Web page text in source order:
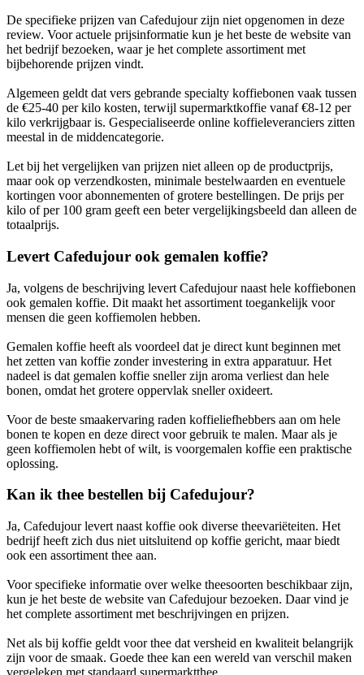
De specifieke prijzen van Cafedujour zijn niet opgenomen in deze
review. Voor actuele prijsinformatie kun je het beste de website van
het bedrijf bezoeken, waar je het complete assortiment met
bijbehorende prijzen vindt.
Algemeen geldt dat vers gebrande specialty koffiebonen vaak tussen
de €25-40 per kilo kosten, terwijl supermarktkoffie vanaf €8-12 per
kilo verkrijgbaar is. Gespecialiseerde online koffieleveranciers zitten
meestal in de middencategorie.
Let bij het vergelijken van prijzen niet alleen op de productprijs,
maar ook op verzendkosten, minimale bestelwaarden en eventuele
kortingen voor abonnementen of grotere bestellingen. De prijs per
kilo of per 100 gram geeft een beter vergelijkingsbeeld dan alleen de
totaalprijs.
Levert Cafedujour ook gemalen koffie?
Ja, volgens de beschrijving levert Cafedujour naast hele koffiebonen
ook gemalen koffie. Dit maakt het assortiment toegankelijk voor
mensen die geen koffiemolen hebben.
Gemalen koffie heeft als voordeel dat je direct kunt beginnen met
het zetten van koffie zonder investering in extra apparatuur. Het
nadeel is dat gemalen koffie sneller zijn aroma verliest dan hele
bonen, omdat het grotere oppervlak sneller oxideert.
Voor de beste smaakervaring raden koffieliefhebbers aan om hele
bonen te kopen en deze direct voor gebruik te malen. Maar als je
geen koffiemolen hebt of wilt, is voorgemalen koffie een praktische
oplossing.
Kan ik thee bestellen bij Cafedujour?
Ja, Cafedujour levert naast koffie ook diverse theevariëteiten. Het
bedrijf heeft zich dus niet uitsluitend op koffie gericht, maar biedt
ook een assortiment thee aan.
Voor specifieke informatie over welke theesoorten beschikbaar zijn,
kun je het beste de website van Cafedujour bezoeken. Daar vind je
het complete assortiment met beschrijvingen en prijzen.
Net als bij koffie geldt voor thee dat versheid en kwaliteit belangrijk
zijn voor de smaak. Goede thee kan een wereld van verschil maken